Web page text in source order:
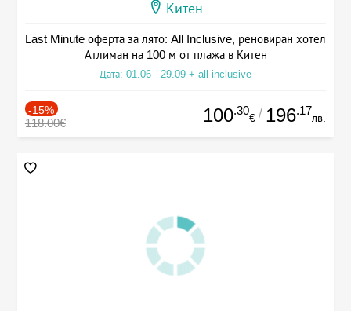
Китен
Last Minute оферта за лято: All Inclusive, реновиран хотел
Атлиман на 100 м от плажа в Китен
Дата: 01.06 - 29.09 + all inclusive
-15%
118.00€ 100.30
€ / 196.17
лв.